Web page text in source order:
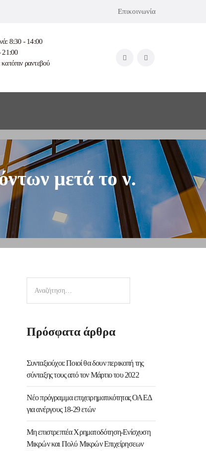
Επικοινωνία
8:30 - 14:00
21:00
ραντεβού
μετά το ν.
Πρόσφατα άρθρα
Συνταξιούχοι: Ποιοί θα δουν περικοπή της
σύνταξης τους από τον Μάρτιο του 2022
Νέο πρόγραμμα επιχειρηματικότητας ΟΑΕΔ
για ανέργους 18-29 ετών
Μη επιστρεπτέα Χρηματοδότηση-Ενίσχυση
Μικρών και Πολύ Μικρών Επιχείρησεων